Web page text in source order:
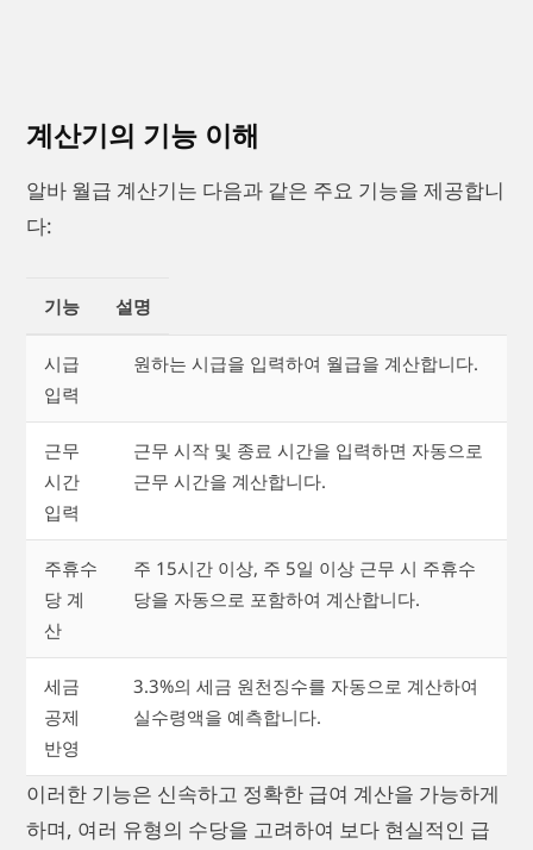
계산기의 기능 이해
알바 월급 계산기는 다음과 같은 주요 기능을 제공합니
다:
기능 설명
시급
입력
원하는 시급을 입력하여 월급을 계산합니다.
근무
시간
입력
근무 시작 및 종료 시간을 입력하면 자동으로
근무 시간을 계산합니다.
주휴수
당 계
산
주 15시간 이상, 주 5일 이상 근무 시 주휴수
당을 자동으로 포함하여 계산합니다.
세금
공제
반영
3.3%의 세금 원천징수를 자동으로 계산하여
실수령액을 예측합니다.
이러한 기능은 신속하고 정확한 급여 계산을 가능하게
하며, 여러 유형의 수당을 고려하여 보다 현실적인 급